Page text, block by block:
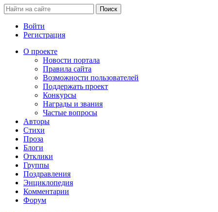
Войти
Регистрация
О проекте
Новости портала
Правила сайта
Возможности пользователей
Поддержать проект
Конкурсы
Награды и звания
Частые вопросы
Авторы
Стихи
Проза
Блоги
Отклики
Группы
Поздравления
Энциклопедия
Комментарии
Форум